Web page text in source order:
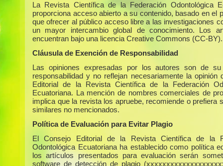
La Revista Científica de la Federación Odontológica
proporciona acceso abierto a su contenido, basado en el
que ofrecer al público acceso libre a las investigaciones
un mayor intercambio global de conocimiento. Los
encuentran bajo una licencia Creative Commons (CC-BY).
Cláusula de Exención de Responsabilidad
Las opiniones expresadas por los autores son de su
responsabilidad y no reflejan necesariamente la opinión
Editorial de la Revista Científica de la Federación
Ecuatoriana. La mención de nombres comerciales de
implica que la revista los apruebe, recomiende o prefiera
similares no mencionados.
Política de Evaluación para Evitar Plagio
El Consejo Editorial de la Revista Científica de la
Odontológica Ecuatoriana ha establecido como política
los artículos presentados para evaluación serán
software de detección de plagio